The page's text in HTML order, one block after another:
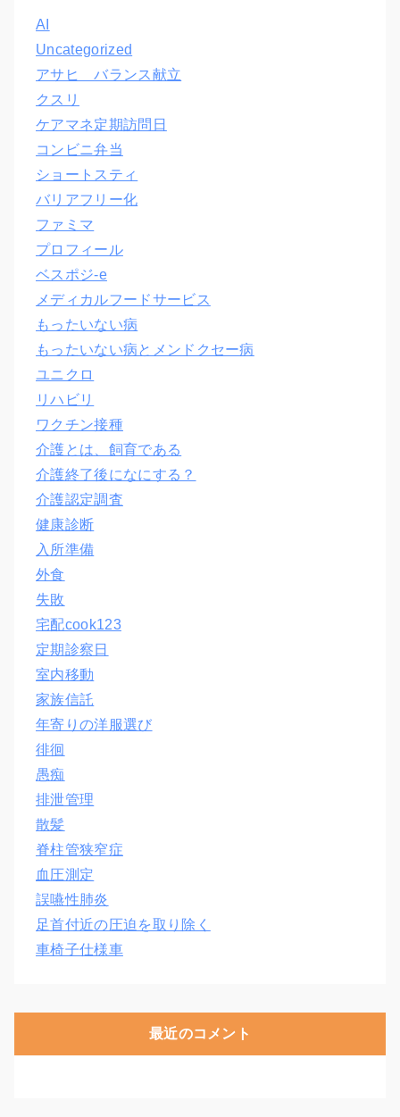
AI
Uncategorized
アサヒ バランス献立
クスリ
ケアマネ定期訪問日
コンビニ弁当
ショートスティ
バリアフリー化
ファミマ
プロフィール
ベスポジ-e
メディカルフードサービス
もったいない病
もったいない病とメンドクセー病
ユニクロ
リハビリ
ワクチン接種
介護とは、飼育である
介護終了後になにする？
介護認定調査
健康診断
入所準備
外食
失敗
宅配cook123
定期診察日
室内移動
家族信託
年寄りの洋服選び
徘徊
愚痴
排泄管理
散髪
脊柱管狭窄症
血圧測定
誤嚥性肺炎
足首付近の圧迫を取り除く
車椅子仕様車
最近のコメント